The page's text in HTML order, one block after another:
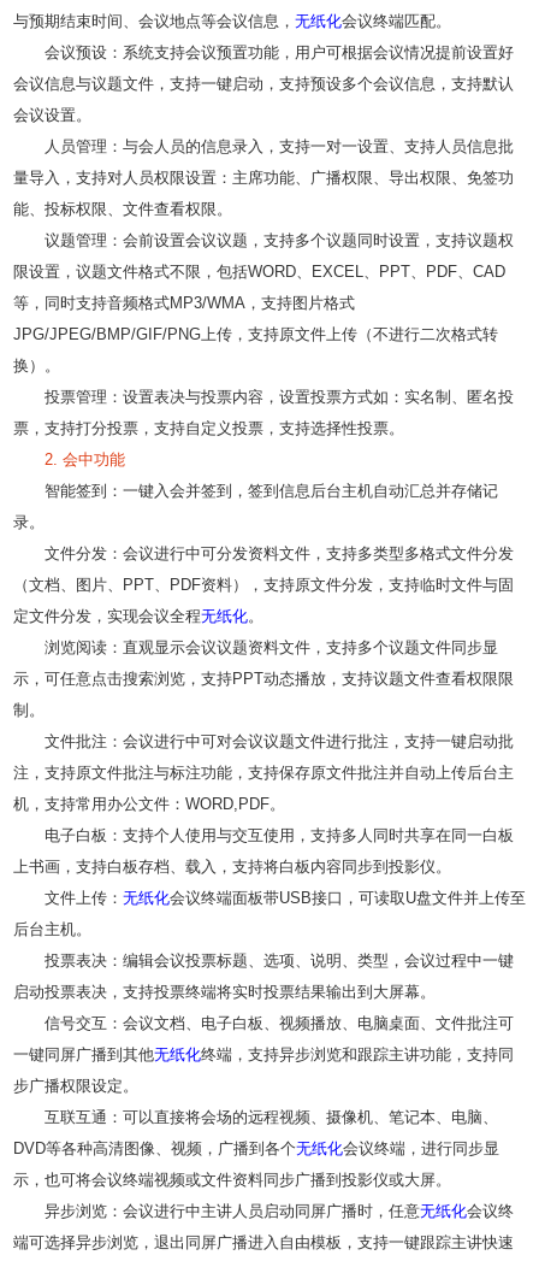
与预期结束时间、会议地点等会议信息， 无纸化会议终端匹配。
会议预设：系统支持会议预置功能，用户可根据会议情况提前设置好
会议信息与议题文件，支持一键启动，支持预设多个会议信息，支持默认
会议设置。
人员管理：与会人员的信息录入，支持一对一设置、支持人员信息批
量导入，支持对人员权限设置：主席功能、广播权限、导出权限、免签功
能、投标权限、文件查看权限。
议题管理：会前设置会议议题，支持多个议题同时设置，支持议题权
限设置，议题文件格式不限，包括WORD、EXCEL、PPT、PDF、CAD
等，同时支持音频格式MP3/WMA，支持图片格式
JPG/JPEG/BMP/GIF/PNG上传，支持原文件上传（不进行二次格式转
换）。
投票管理：设置表决与投票内容，设置投票方式如：实名制、匿名投
票，支持打分投票，支持自定义投票，支持选择性投票。
2. 会中功能
智能签到：一键入会并签到，签到信息后台主机自动汇总并存储记
录。
文件分发：会议进行中可分发资料文件，支持多类型多格式文件分发
（文档、图片、PPT、PDF资料），支持原文件分发，支持临时文件与固
定文件分发，实现会议全程无纸化。
浏览阅读：直观显示会议议题资料文件，支持多个议题文件同步显
示，可任意点击搜索浏览，支持PPT动态播放，支持议题文件查看权限限
制。
文件批注：会议进行中可对会议议题文件进行批注，支持一键启动批
注，支持原文件批注与标注功能，支持保存原文件批注并自动上传后台主
机，支持常用办公文件：WORD,PDF。
电子白板：支持个人使用与交互使用，支持多人同时共享在同一白板
上书画，支持白板存档、载入，支持将白板内容同步到投影仪。
文件上传： 无纸化会议终端面板带USB接口，可读取U盘文件并上传至
后台主机。
投票表决：编辑会议投票标题、选项、说明、类型，会议过程中一键
启动投票表决，支持投票终端将实时投票结果输出到大屏幕。
信号交互：会议文档、电子白板、视频播放、电脑桌面、文件批注可
一键同屏广播到其他无纸化终端，支持异步浏览和跟踪主讲功能，支持同
步广播权限设定。
互联互通：可以直接将会场的远程视频、摄像机、笔记本、电脑、
DVD等各种高清图像、视频，广播到各个无纸化会议终端，进行同步显
示，也可将会议终端视频或文件资料同步广播到投影仪或大屏。
异步浏览：会议进行中主讲人员启动同屏广播时，任意无纸化会议终
端可选择异步浏览，退出同屏广播进入自由模板，支持一键跟踪主讲快速